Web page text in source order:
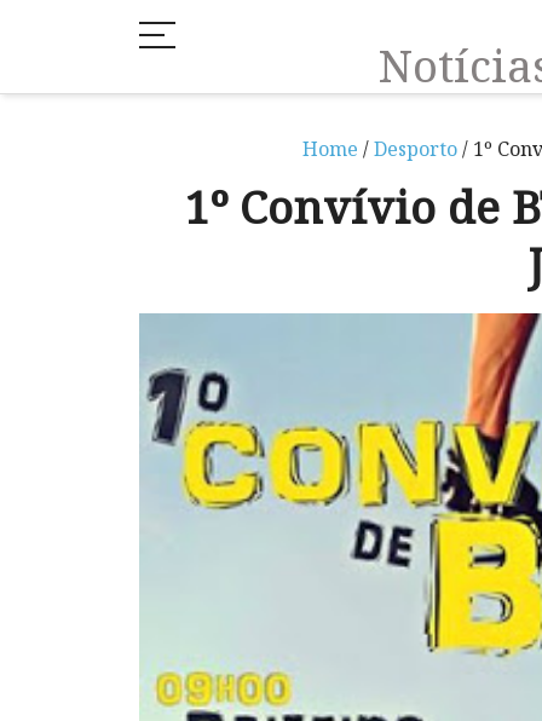
Home /Desporto/ 1º
1º Convívio de